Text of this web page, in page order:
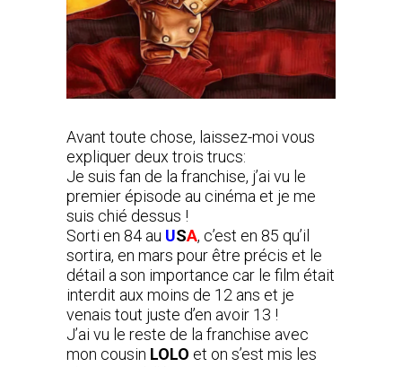
Avant toute chose, laissez-moi vous
expliquer deux trois trucs:
Je suis fan de la franchise, j’ai vu le
premier épisode au cinéma et je me
suis chié dessus !
Sorti en 84 au USA, c’est en 85 qu’il
sortira, en mars pour être précis et le
détail a son importance car le film était
interdit aux moins de 12 ans et je
venais tout juste d’en avoir 13 !
J’ai vu le reste de la franchise avec
mon cousin LOLO et on s’est mis les